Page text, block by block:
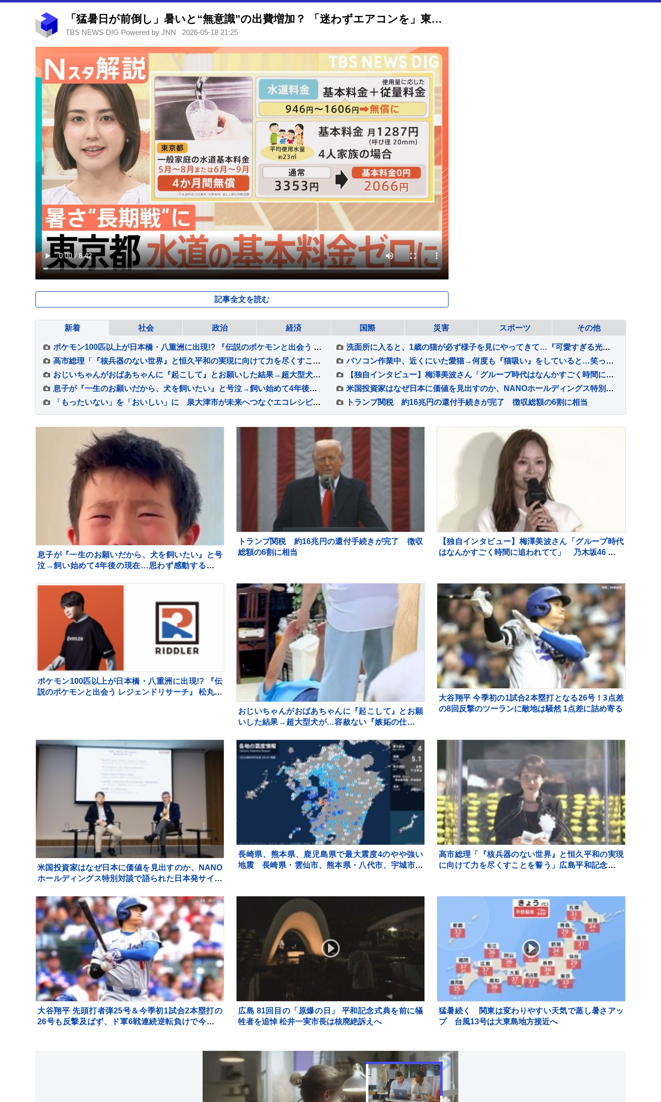
「猛暑日が前倒し」暑いと“無意識”の出費増加？ 「迷わずエアコンを」東京都は水道基本料ゼロに【Nスタ解説】
TBS NEWS DIG Powered by JNN 2026-05-18 21:25
記事全文を読む
新着 社会 政治 経済 国際 災害 スポーツ その他
ポケモン100匹以上が日本橋・八重洲に出現!? 『伝説のポケモンと出会う レジェンドリサーチ』 松丸亮吾率いる「RIDDLER」制作の謎解きイベントも実施
洗面所に入ると、1歳の猫が必ず様子を見にやってきて…『可愛すぎる光景』に22万いいね「首の角度がたまらん」「真剣に見てるねｗ」
高市総理「『核兵器のない世界』と恒久平和の実現に向けて力を尽くすことを誓う」広島平和記念式典にて挨拶
パソコン作業中、近くにいた愛猫→何度も『猫吸い』をしていると…笑ってしまう展開に１万いいね「スイッチ押しちゃったｗ」「吸いすぎ注意ｗ」
おじいちゃんがおばあちゃんに『起こして』とお願いした結果→超大型犬が…容赦ない『嫉妬の仕方』が94万再生「手加減なしで草」「愛憎劇ｗ」
【独自インタビュー】梅澤美波さん「グループ時代はなんかすごく時間に追われてて」 乃木坂46 卒業後の変化 “仕事前のゆったり時間” とは
息子が『一生のお願いだから、犬を飼いたい』と号泣→飼い始めて4年後の現在…思わず感動する『成長記録』が255万再生「素敵」「愛溢れてる」
米国投資家はなぜ日本に価値を見出すのか、NANOホールディングス特別対談で語られた日本発サイエンスの可能性
「もったいない」を「おいしい」に 泉大津市が未来へつなぐエコレシピNo.1グランプリ
トランプ関税 約16兆円の還付手続きが完了 徴収総額の6割に相当
息子が『一生のお願いだから、犬を飼いたい』と号
泣→飼い始めて4年後の現在…思わず感動する『成
トランプ関税 約16兆円の還付手続きが完了 徴収
総額の6割に相当
【独自インタビュー】梅澤美波さん「グループ時代
はなんかすごく時間に追われてて」 乃木坂46 卒業
ポケモン100匹以上が日本橋・八重洲に出現!? 『伝
説のポケモンと出会う レジェンドリサーチ』 松丸亮
おじいちゃんがおばあちゃんに『起こして』とお願
いした結果→超大型犬が…容赦ない『嫉妬の仕方』
大谷翔平 今季初の1試合2本塁打となる26号！3点差
の8回反撃のツーランに敵地は騒然 1点差に詰め寄る
米国投資家はなぜ日本に価値を見出すのか、NANO
ホールディングス特別対談で語られた日本発サイエ
長崎県、熊本県、鹿児島県で最大震度4のやや強い
地震 長崎県・雲仙市、熊本県・八代市、宇城市、
高市総理「『核兵器のない世界』と恒久平和の実現
に向けて力を尽くすことを誓う」広島平和記念式典
大谷翔平 先頭打者弾25号＆今季初1試合2本塁打の
26号も反撃及ばず、ド軍6戦連続逆転負けで今季ワ
広島 81回目の「原爆の日」 平和記念式典を前に犠
牲者を追悼 松井一実市長は核廃絶訴えへ
猛暑続く 関東は変わりやすい天気で蒸し暑さアッ
プ 台風13号は大東島地方接近へ